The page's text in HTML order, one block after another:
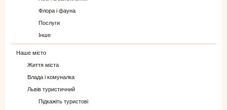
Флора і фауна
Послуги
Інше
Наше місто
Життя міста
Влада і комуналка
Львів туристичний
Підкажіть туристові